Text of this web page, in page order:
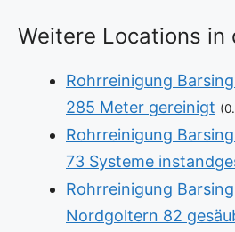
Weitere Locations in
Rohrreinigung
285 Meter gereinigt
Rohrreinigung
73 Systeme
Rohrreinigung
Nordgoltern 82